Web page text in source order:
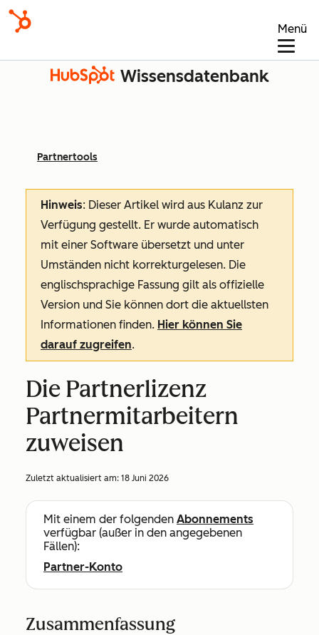
Menü
Wissensdatenbank
Partnertools
Hinweis: Dieser Artikel wird aus Kulanz zur
Verfügung gestellt. Er wurde automatisch
mit einer Software übersetzt und unter
Umständen nicht korrekturgelesen. Die
englischsprachige Fassung gilt als offizielle
Version und Sie können dort die aktuellsten
Informationen finden. Hier können Sie
darauf zugreifen.
Die Partnerlizenz
Partnermitarbeitern
zuweisen
Zuletzt aktualisiert am: 18 Juni 2026
Mit einem der folgenden Abonnements
verfügbar (außer in den angegebenen
Fällen):
Partner-Konto
Zusammenfassung